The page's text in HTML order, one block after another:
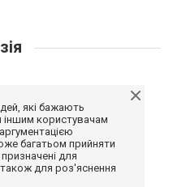
які бажають
іншим користувачам
багатьом прийняти
для
для роз'яснення